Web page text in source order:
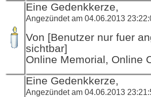
Eine Gedenkkerze,
Angezündet am 04.06.2013
Von [Benutzer nur fuer
sichtbar]
Online Memorial, Online
Eine Gedenkkerze,
Angezündet am 04.06.2013